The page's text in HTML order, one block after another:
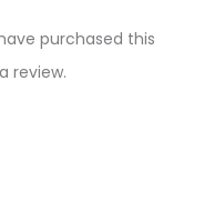
purchased this
review.